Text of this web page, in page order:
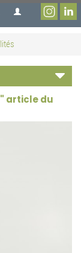
" article du